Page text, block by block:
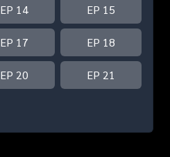
EP 14 EP 15
EP 17 EP 18
EP 20 EP 21